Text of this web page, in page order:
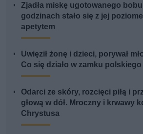
Zjadła miskę ugotowanego
godzinach stało się z jej
apetytem
Uwięził żonę i dzieci, porywał
Co się działo w zamku
Odarci ze skóry, rozcięci piłą i
głową w dół. Mroczny i krwawy
Chrystusa